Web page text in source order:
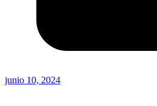
junio 10, 2024